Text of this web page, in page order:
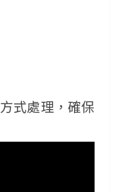
式處理，確保